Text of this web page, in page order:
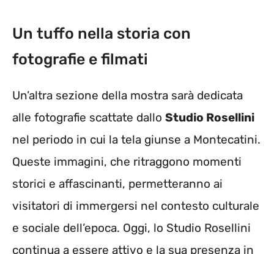
Un tuffo nella storia con
fotografie e filmati
Un’altra sezione della mostra sarà dedicata
alle fotografie scattate dallo Studio Rosellini
nel periodo in cui la tela giunse a Montecatini.
Queste immagini, che ritraggono momenti
storici e affascinanti, permetteranno ai
visitatori di immergersi nel contesto culturale
e sociale dell’epoca. Oggi, lo Studio Rosellini
continua a essere attivo e la sua presenza in